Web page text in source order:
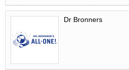
Dr Bronners